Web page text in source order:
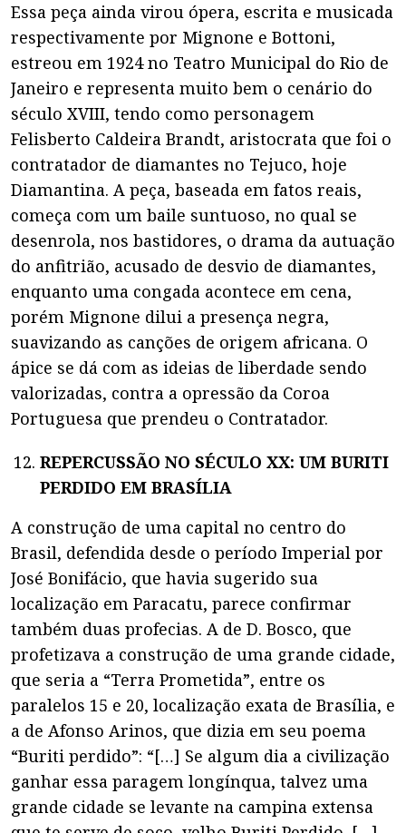
Essa peça ainda virou ópera, escrita e musicada
respectivamente por Mignone e Bottoni,
estreou em 1924 no Teatro Municipal do Rio de
Janeiro e representa muito bem o cenário do
século XVIII, tendo como personagem
Felisberto Caldeira Brandt, aristocrata que foi o
contratador de diamantes no Tejuco, hoje
Diamantina. A peça, baseada em fatos reais,
começa com um baile suntuoso, no qual se
desenrola, nos bastidores, o drama da autuação
do anfitrião, acusado de desvio de diamantes,
enquanto uma congada acontece em cena,
porém Mignone dilui a presença negra,
suavizando as canções de origem africana. O
ápice se dá com as ideias de liberdade sendo
valorizadas, contra a opressão da Coroa
Portuguesa que prendeu o Contratador.
REPERCUSSÃO NO SÉCULO XX: UM BURITI
PERDIDO EM BRASÍLIA
A construção de uma capital no centro do
Brasil, defendida desde o período Imperial por
José Bonifácio, que havia sugerido sua
localização em Paracatu, parece confirmar
também duas profecias. A de D. Bosco, que
profetizava a construção de uma grande cidade,
que seria a “Terra Prometida”, entre os
paralelos 15 e 20, localização exata de Brasília, e
a de Afonso Arinos, que dizia em seu poema
“Buriti perdido”: “[…] Se algum dia a civilização
ganhar essa paragem longínqua, talvez uma
grande cidade se levante na campina extensa